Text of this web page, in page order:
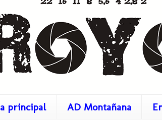
principal AD Montañana